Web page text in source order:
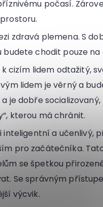
počasí.
zdravá plemena. S
budete chodit pouze na
k cizím lidem odtažitý,
lidem je věrný a
je dobře
kterou má chránit.
inteligentní a učenlivý,
pro začátečníka.
se špetkou
Se správným
výcvik.